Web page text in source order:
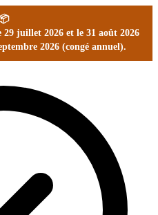
29 juillet 2026 et le 31 août 2026
2026 (congé annuel).